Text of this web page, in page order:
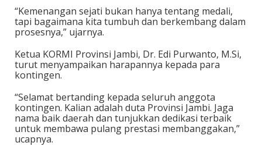
“Kemenangan sejati bukan hanya tentang medali,
tapi bagaimana kita tumbuh dan berkembang dalam
prosesnya,” ujarnya.
Ketua KORMI Provinsi Jambi, Dr. Edi Purwanto, M.Si,
turut menyampaikan harapannya kepada para
kontingen.
“Selamat bertanding kepada seluruh anggota
kontingen. Kalian adalah duta Provinsi Jambi. Jaga
nama baik daerah dan tunjukkan dedikasi terbaik
untuk membawa pulang prestasi membanggakan,”
ucapnya.